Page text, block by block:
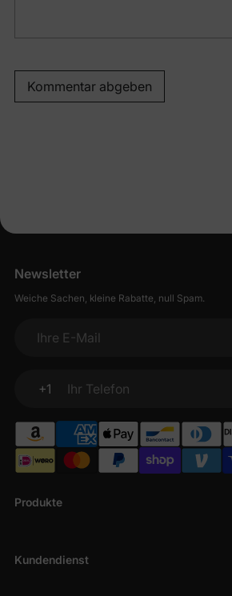
Kommentar abgeben
Produkte
Kundendienst
Newsletter
Weiche Sachen, kleine Rabatte, null Spam.
Ihre E-Mail
+1
Ihr Telefon